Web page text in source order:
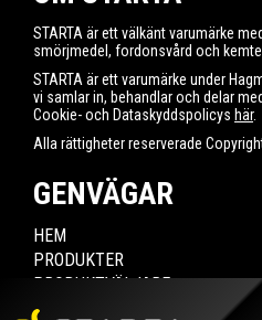
STARTA är ett välkänt varumärke
smörjmedel, fordonsvård och
STARTA är ett varumärke under
vi samlar in, behandlar och delar
Cookie- och Dataskyddspolicys här.
Alla rättigheter reserverade
GENVÄGAR
HEM
PRODUKTER
PRODUKTVÄLJARE
HITTA ÅTERFÖRSÄLJARE